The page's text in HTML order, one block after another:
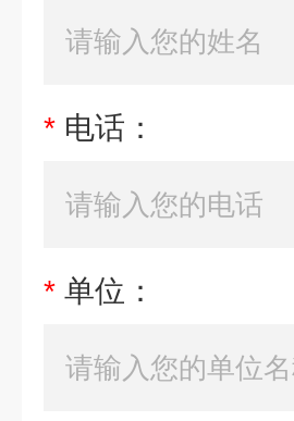
* 电话：
* 单位：